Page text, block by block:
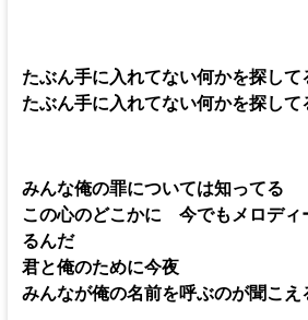
たぶん手に入れてない何かを探して
たぶん手に入れてない何かを探して
みんな俺の罪については知ってる
この心のどこかに 今でもメロディ
るんだ
君と俺のために今夜
みんなが俺の名前を呼ぶのが聞こえ